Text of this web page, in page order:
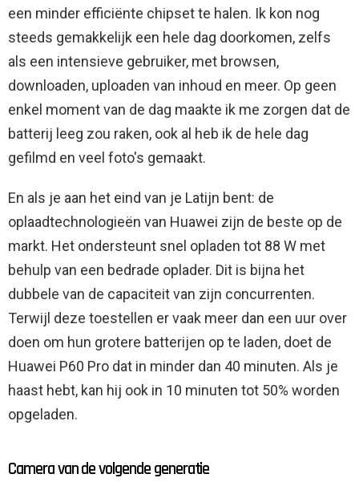
een minder efficiënte chipset te halen. Ik kon nog
steeds gemakkelijk een hele dag doorkomen, zelfs
als een intensieve gebruiker, met browsen,
downloaden, uploaden van inhoud en meer. Op geen
enkel moment van de dag maakte ik me zorgen dat de
batterij leeg zou raken, ook al heb ik de hele dag
gefilmd en veel foto's gemaakt.
En als je aan het eind van je Latijn bent: de
oplaadtechnologieën van Huawei zijn de beste op de
markt. Het ondersteunt snel opladen tot 88 W met
behulp van een bedrade oplader. Dit is bijna het
dubbele van de capaciteit van zijn concurrenten.
Terwijl deze toestellen er vaak meer dan een uur over
doen om hun grotere batterijen op te laden, doet de
Huawei P60 Pro dat in minder dan 40 minuten. Als je
haast hebt, kan hij ook in 10 minuten tot 50% worden
opgeladen.
Camera van de volgende generatie